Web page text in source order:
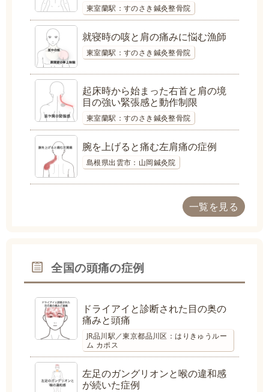
東室蘭駅：すのさき鍼灸整骨院
就寝時の咳と肩の痛みに悩む漁師
東室蘭駅：すのさき鍼灸整骨院
起床時から始まった右首と肩の境
目の強い緊張感と動作制限
東室蘭駅：すのさき鍼灸整骨院
腕を上げると痛む左肩痛の症例
島根県出雲市：山岡鍼灸院
一覧を見る
全国の頭痛の症例
ドライアイと診断された目の奥の
痛みと頭痛
JR品川駅／東京都品川区：はりきゅうルー
ム カポス
左足のガングリオンと喉の違和感
が続いた症例